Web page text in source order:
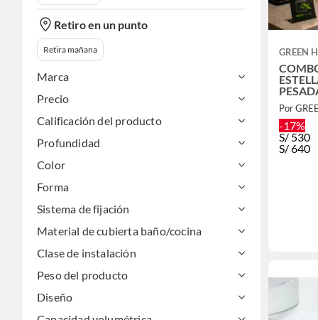
Retiro en un punto
Retira mañana
Marca
Precio
Calificación del producto
Profundidad
Color
Forma
Sistema de fijación
Material de cubierta baño/cocina
Clase de instalación
Peso del producto
Diseño
GREEN
PESADA
Por
-17%
S/ 530
S/640